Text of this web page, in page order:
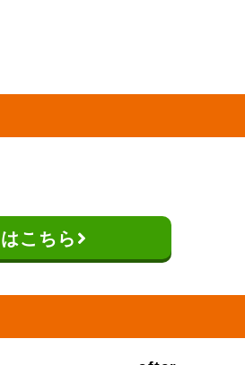
こちら